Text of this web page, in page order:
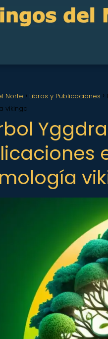
Norte Libros y Publicaciones
vikinga